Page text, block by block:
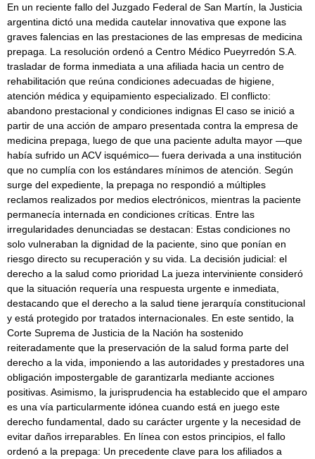
En un reciente fallo del Juzgado Federal de San Martín, la Justicia
argentina dictó una medida cautelar innovativa que expone las
graves falencias en las prestaciones de las empresas de medicina
prepaga. La resolución ordenó a Centro Médico Pueyrredón S.A.
trasladar de forma inmediata a una afiliada hacia un centro de
rehabilitación que reúna condiciones adecuadas de higiene,
atención médica y equipamiento especializado. El conflicto:
abandono prestacional y condiciones indignas El caso se inició a
partir de una acción de amparo presentada contra la empresa de
medicina prepaga, luego de que una paciente adulta mayor —que
había sufrido un ACV isquémico— fuera derivada a una institución
que no cumplía con los estándares mínimos de atención. Según
surge del expediente, la prepaga no respondió a múltiples
reclamos realizados por medios electrónicos, mientras la paciente
permanecía internada en condiciones críticas. Entre las
irregularidades denunciadas se destacan: Estas condiciones no
solo vulneraban la dignidad de la paciente, sino que ponían en
riesgo directo su recuperación y su vida. La decisión judicial: el
derecho a la salud como prioridad La jueza interviniente consideró
que la situación requería una respuesta urgente e inmediata,
destacando que el derecho a la salud tiene jerarquía constitucional
y está protegido por tratados internacionales. En este sentido, la
Corte Suprema de Justicia de la Nación ha sostenido
reiteradamente que la preservación de la salud forma parte del
derecho a la vida, imponiendo a las autoridades y prestadores una
obligación impostergable de garantizarla mediante acciones
positivas. Asimismo, la jurisprudencia ha establecido que el amparo
es una vía particularmente idónea cuando está en juego este
derecho fundamental, dado su carácter urgente y la necesidad de
evitar daños irreparables. En línea con estos principios, el fallo
ordenó a la prepaga: Un precedente clave para los afiliados a